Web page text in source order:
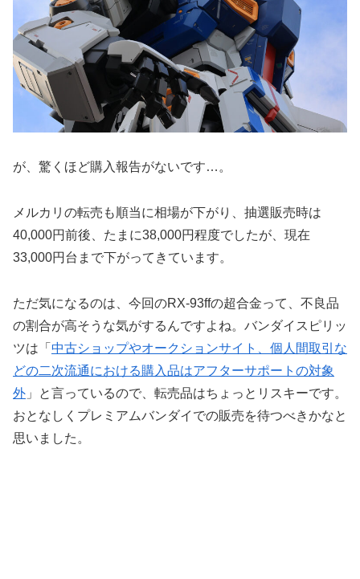
が、驚くほど購入報告がないです…。
メルカリの転売も順当に相場が下がり、抽選販売時は
40,000円前後、たまに38,000円程度でしたが、現在
33,000円台まで下がってきています。
ただ気になるのは、今回のRX-93ffの超合金って、不良品
の割合が高そうな気がするんですよね。バンダイスピリッ
ツは「 中古ショップやオークションサイト、個人間取引な
どの二次流通における購入品はアフターサポートの対象
外 」と言っているので、転売品はちょっとリスキーです。
おとなしくプレミアムバンダイでの販売を待つべきかなと
思いました。